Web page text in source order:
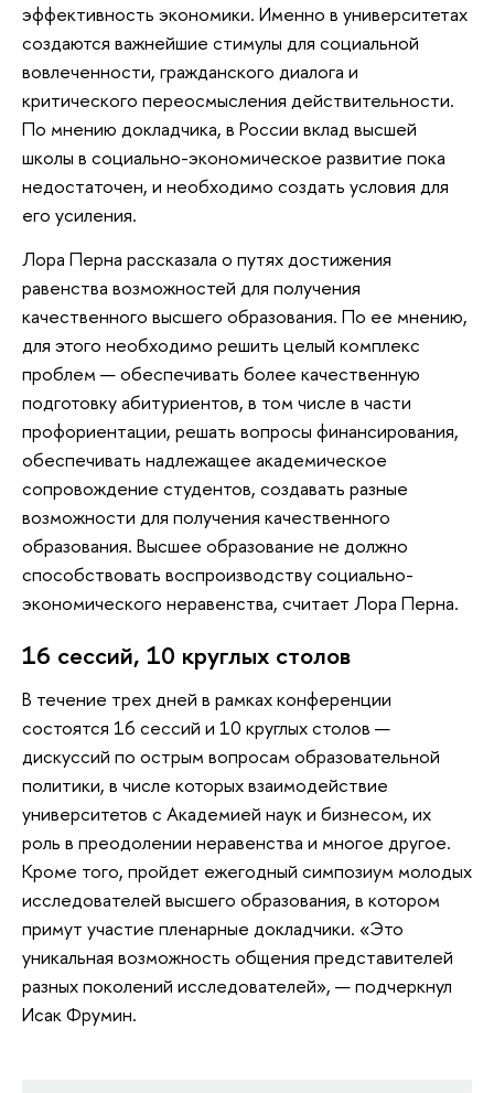
эффективность экономики. Именно в университетах
создаются важнейшие стимулы для социальной
вовлеченности, гражданского диалога и
критического переосмысления действительности.
По мнению докладчика, в России вклад высшей
школы в социально-экономическое развитие пока
недостаточен, и необходимо создать условия для
его усиления.
Лора Перна рассказала о путях достижения
равенства возможностей для получения
качественного высшего образования. По ее мнению,
для этого необходимо решить целый комплекс
проблем — обеспечивать более качественную
подготовку абитуриентов, в том числе в части
профориентации, решать вопросы финансирования,
обеспечивать надлежащее академическое
сопровождение студентов, создавать разные
возможности для получения качественного
образования. Высшее образование не должно
способствовать воспроизводству социально-
экономического неравенства, считает Лора Перна.
16 сессий, 10 круглых столов
В течение трех дней в рамках конференции
состоятся 16 сессий и 10 круглых столов —
дискуссий по острым вопросам образовательной
политики, в числе которых взаимодействие
университетов с Академией наук и бизнесом, их
роль в преодолении неравенства и многое другое.
Кроме того, пройдет ежегодный симпозиум молодых
исследователей высшего образования, в котором
примут участие пленарные докладчики. «Это
уникальная возможность общения представителей
разных поколений исследователей», — подчеркнул
Исак Фрумин.